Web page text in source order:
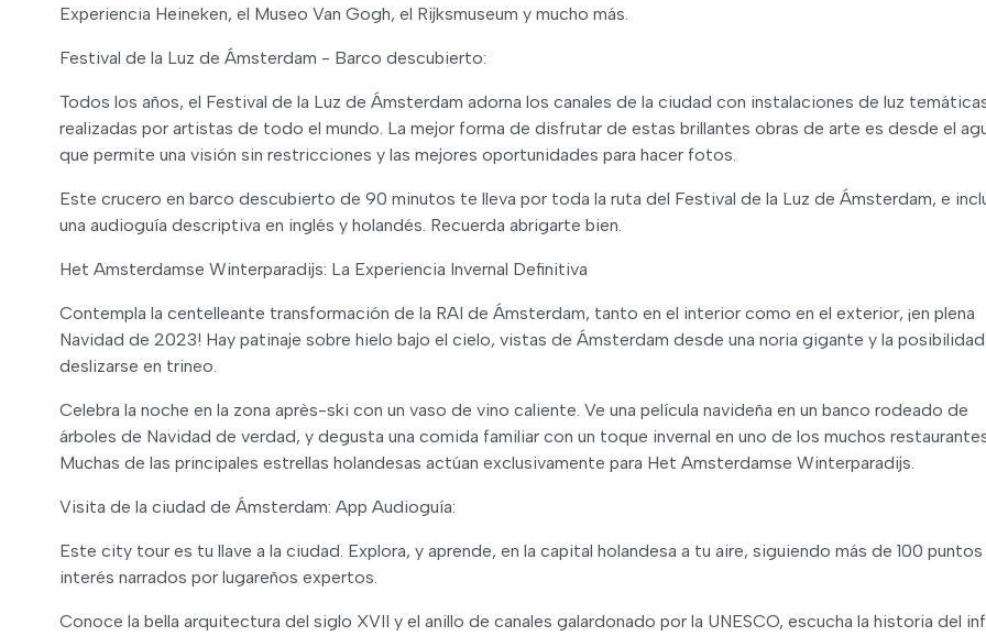
Experiencia Heineken, el Museo Van Gogh, el Rijksmuseum y mucho más.
Festival de la Luz de Ámsterdam - Barco descubierto:
Todos los años, el Festival de la Luz de Ámsterdam adorna los canales de la ciudad con instalaciones de luz
realizadas por artistas de todo el mundo. La mejor forma de disfrutar de estas brillantes obras de arte es desde el
que permite una visión sin restricciones y las mejores oportunidades para hacer fotos.
Este crucero en barco descubierto de 90 minutos te lleva por toda la ruta del Festival de la Luz de Ámsterdam, e
una audioguía descriptiva en inglés y holandés. Recuerda abrigarte bien.
Het Amsterdamse Winterparadijs: La Experiencia Invernal Definitiva
Contempla la centelleante transformación de la RAI de Ámsterdam, tanto en el interior como en el exterior, ¡en plena
Navidad de 2023! Hay patinaje sobre hielo bajo el cielo, vistas de Ámsterdam desde una noria gigante y la
deslizarse en trineo.
Celebra la noche en la zona après-ski con un vaso de vino caliente. Ve una película navideña en un banco rodeado de
árboles de Navidad de verdad, y degusta una comida familiar con un toque invernal en uno de los muchos
Muchas de las principales estrellas holandesas actúan exclusivamente para Het Amsterdamse Winterparadijs.
Visita de la ciudad de Ámsterdam: App Audioguía:
Este city tour es tu llave a la ciudad. Explora, y aprende, en la capital holandesa a tu aire, siguiendo más de 100
interés narrados por lugareños expertos.
Conoce la bella arquitectura del siglo XVII y el anillo de canales galardonado por la UNESCO, escucha la historia del